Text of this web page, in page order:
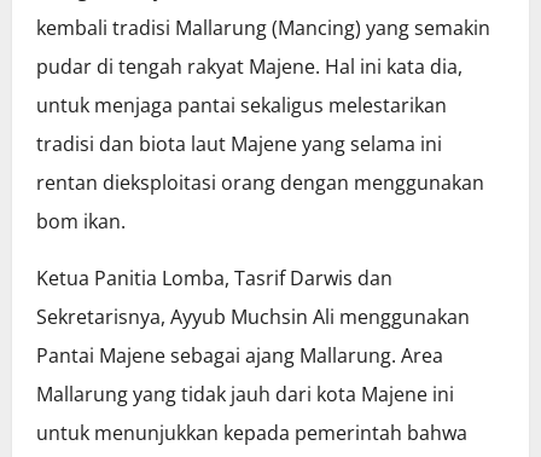
kembali tradisi Mallarung (Mancing) yang semakin
pudar di tengah rakyat Majene. Hal ini kata dia,
untuk menjaga pantai sekaligus melestarikan
tradisi dan biota laut Majene yang selama ini
rentan dieksploitasi orang dengan menggunakan
bom ikan.
Ketua Panitia Lomba, Tasrif Darwis dan
Sekretarisnya, Ayyub Muchsin Ali menggunakan
Pantai Majene sebagai ajang Mallarung. Area
Mallarung yang tidak jauh dari kota Majene ini
untuk menunjukkan kepada pemerintah bahwa